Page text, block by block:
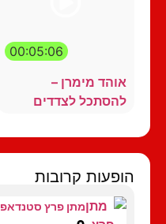
00:05:06
אוהד מימרן –
להסתכל לצדדים
הופעות קרובות
מתן פרץ סטנדאפ